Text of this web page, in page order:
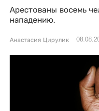
Арестованы восемь
нападению.
Анастасия Цирулик